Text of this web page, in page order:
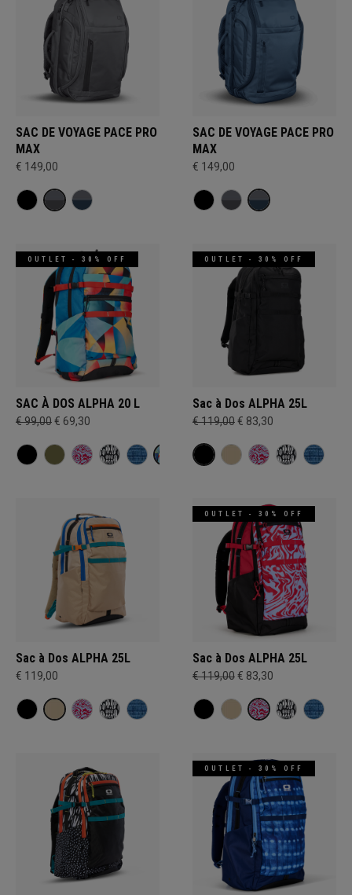
SAC DE VOYAGE PACE PRO
MAX
€ 149,00
SAC DE VOYAGE PACE PRO
MAX
€ 149,00
OUTLET - 30% OFF
SAC À DOS ALPHA 20 L
€ 99,00€ 69,30
OUTLET - 30% OFF
Sac à Dos ALPHA 25L
€ 119,00€ 83,30
Sac à Dos ALPHA 25L
€ 119,00
OUTLET - 30% OFF
Sac à Dos ALPHA 25L
€ 119,00€ 83,30
OUTLET - 30% OFF